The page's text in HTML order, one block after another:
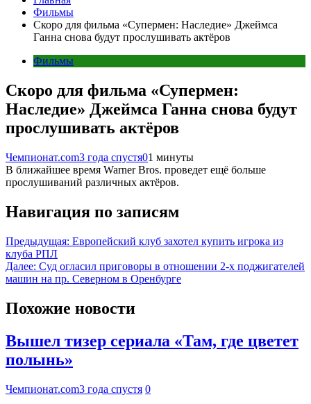
Фильмы
Скоро для фильма «Супермен: Наследие» Джеймса
Ганна снова будут прослушивать актёров
Фильмы
Скоро для фильма «Супермен:
Наследие» Джеймса Ганна снова будут
прослушивать актёров
Чемпионат.com3 года спустя01 минуты
В ближайшее время Warner Bros. проведет ещё больше
прослушиваний различных актёров.
Навигация по записям
Предыдущая: Европейский клуб захотел купить игрока из
клуба РПЛ
Далее: Суд огласил приговоры в отношении 2-х поджигателей
машин на пр. Северном в Оренбурге
Похожие новости
Вышел тизер сериала «Там, где цветет
полынь»
Чемпионат.com3 года спустя 0